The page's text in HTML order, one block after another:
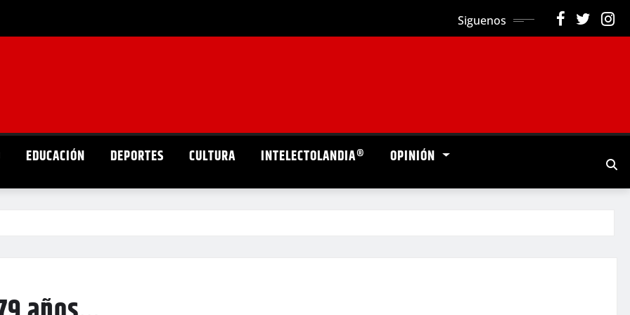
Siguenos
EDUCACIÓN DEPORTES CULTURA INTELECTOLANDIA® OPINIÓN